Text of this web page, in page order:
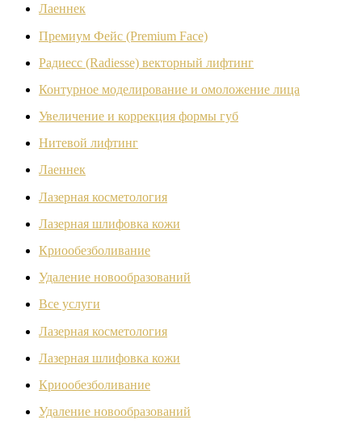
Лаеннек
Премиум Фейс (Premium Face)
Радиесс (Radiesse) векторный лифтинг
Контурное моделирование и омоложение лица
Увеличение и коррекция формы губ
Нитевой лифтинг
Лаеннек
Лазерная косметология
Лазерная шлифовка кожи
Криообезболивание
Удаление новообразований
Все услуги
Лазерная косметология
Лазерная шлифовка кожи
Криообезболивание
Удаление новообразований